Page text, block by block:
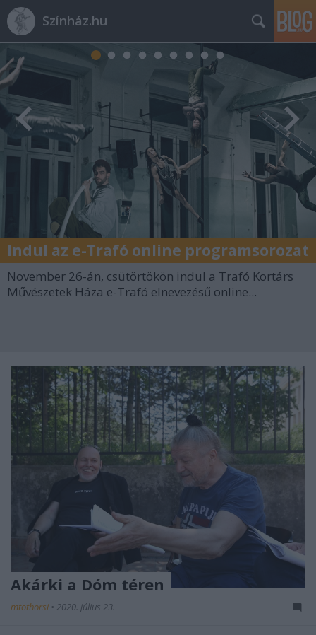
Színház.hu
Indul az e-Trafó online programsorozat
November 26-án, csütörtökön indul a Trafó Kortárs
Művészetek Háza e-Trafó elnevezésű online...
Akárki a Dóm téren
mtothorsi • 2020. július 23.